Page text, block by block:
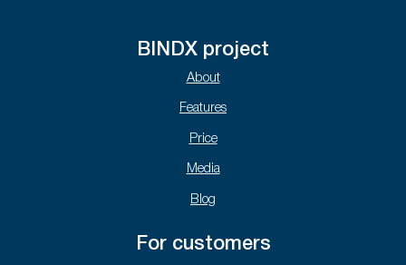
BINDX project
About
Features
Price
Media
Blog
For customers